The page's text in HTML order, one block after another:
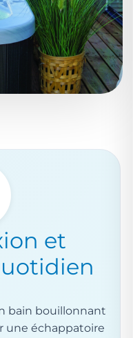
et
bain bouillonnant
une échappatoire